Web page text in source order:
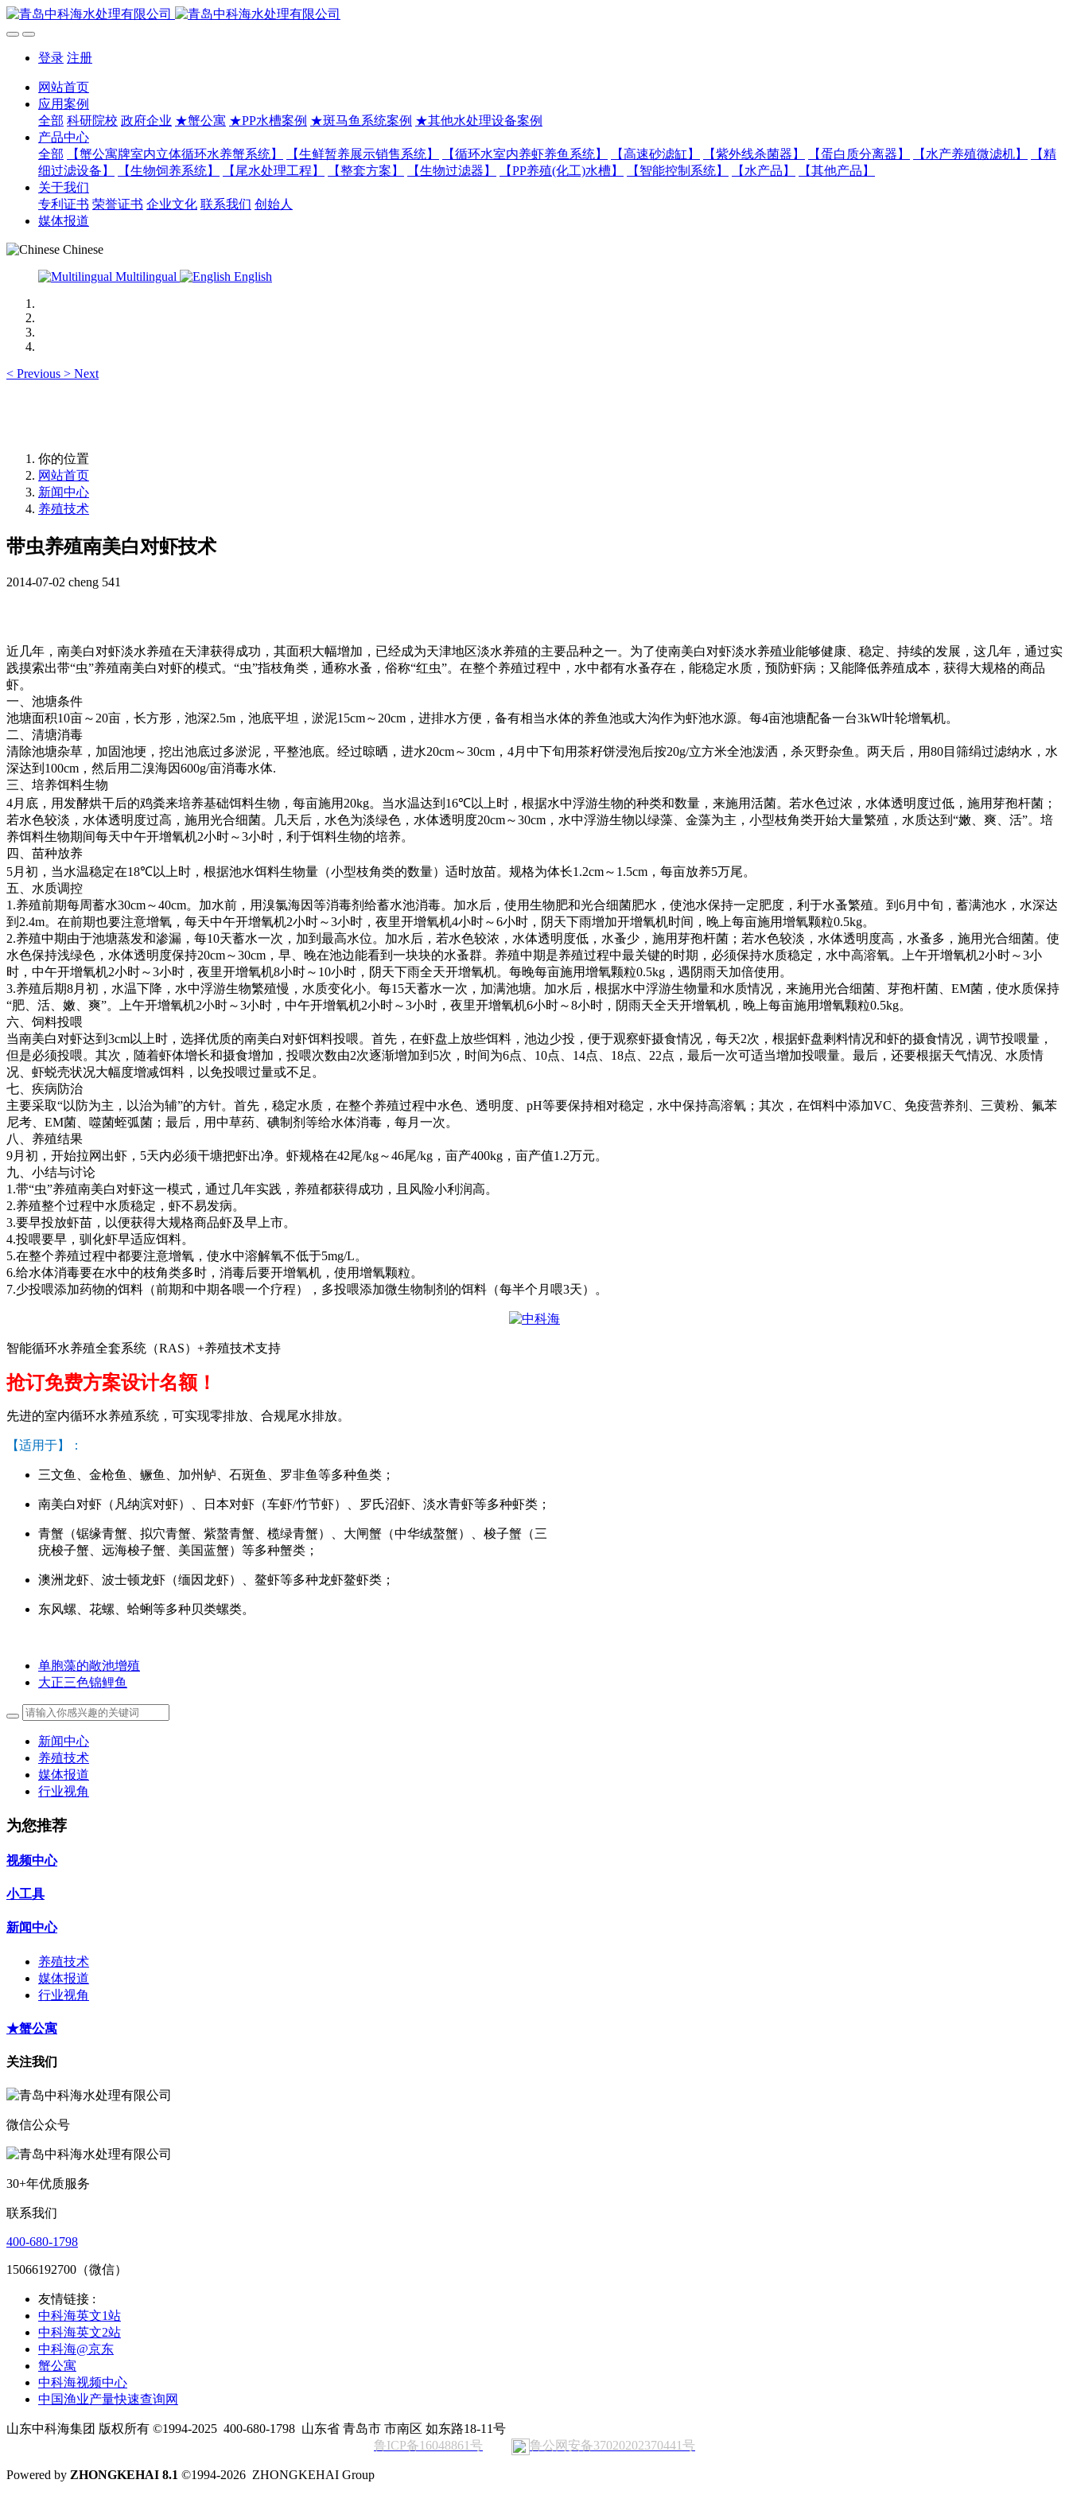
登录 注册
网站首页
应用案例
全部 科研院校 政府企业 ★蟹公寓 ★PP水槽案例 ★斑马鱼系统案例 ★其他水处理设备案例
产品中心
全部
【蟹公寓牌室内立体循环水养蟹系统】 【生鲜暂养展示销售系统】 【循环水室内养虾养鱼系统】 【高速砂滤缸】 【紫外线杀菌器】 【蛋白质分离器】 【水产养殖微滤机】
【精
细过滤设备】
【生物饲养系统】 【尾水处理工程】 【整套方案】 【生物过滤器】 【PP养殖(化工)水槽】 【智能控制系统】 【水产品】
【其他产品】
关于我们
专利证书 荣誉证书 企业文化 联系我们 创始人
媒体报道
Chinese
Multilingual
English
< Previous > Next
你的位置
网站首页
新闻中心
养殖技术
带虫养殖南美白对虾技术
2014-07-02 cheng 541
近几年，南美白对虾淡水养殖在天津获得成功，其面积大幅增加，已经成为天津地区淡水养殖的主要品种之一。为了使南美白对虾淡水养殖业能够健康、稳定、持续的发展，这几年，通过实
践摸索出带“虫”养殖南美白对虾的模式。 “虫”指枝角类，通称水蚤，俗称“红虫”。在整个养殖过程中，水中都有水蚤存在，能稳定水质，预防虾病；又能降低养殖成本，获得大规格的商品
虾。
一、池塘条件
池塘面积10亩～ 20亩，长方形，池深2.5m ，池底平坦，淤泥15cm～ 20cm ，进排水方便，备有相当水体的养鱼池或大沟作为虾池水源。每4亩池塘配备一台3kW叶轮增氧机。
二、清塘消毒
清除池塘杂草，加固池埂，挖出池底过多淤泥，平整池底。经过晾晒，进水20cm～30cm ， 4月中下旬用茶籽饼浸泡后按20g/立方米全池泼洒，杀灭野杂鱼。两天后，用80目筛绢过滤纳水，水
深达到 100cm ，然后用二溴海因600g/亩消毒水体.
三、培养饵料生物
4月底，用发酵烘干后的鸡粪来培养基础饵料生物，每亩施用 20kg。当水温达到 16℃以上时，根据水中浮游生物的种类和数量，来施用活菌。若水色过浓，水体透明度过低，施用芽孢杆菌；
若水色较淡，水体透明度过高，施用光合细菌。几天后，水色为淡绿色，水体透明度20cm～30cm ，水中浮游生物以绿藻、金藻为主，小型枝角类开始大量繁殖，水质达到 “嫩、爽、活”。培
养饵料生物期间每天中午开增氧机2小时～3小时，利于饵料生物的培养。
四、苗种放养
5月初，当水温稳定在18℃以上时，根据池水饵料生物量（小型枝角类的数量）适时放苗。规格为体长1.2cm～ 1.5cm ，每亩放养5万尾。
五、水质调控
1.养殖前期每周蓄水30cm～40cm。加水前，用溴氯海因等消毒剂给蓄水池消毒。加水后，使用生物肥和光合细菌肥水，使池水保持一定肥度，利于水蚤繁殖。到 6月中旬，蓄满池水，水深达
到 2.4m。在前期也要注意增氧，每天中午开增氧机2小时～3小时，夜里开增氧机4小时～6小时，阴天下雨增加开增氧机时间，晚上每亩施用增氧颗粒0.5kg。
2.养殖中期由于池塘蒸发和渗漏，每10天蓄水一次，加到最高水位。加水后，若水色较浓，水体透明度低，水蚤少，施用芽孢杆菌；若水色较淡，水体透明度高，水蚤多，施用光合细菌。使
水色保持浅绿色，水体透明度保持20cm～30cm ，早、晚在池边能看到一块块的水蚤群。养殖中期是养殖过程中最关键的时期，必须保持水质稳定，水中高溶氧。上午开增氧机2小时～3小
时，中午开增氧机2小时～3小时，夜里开增氧机8小时～ 10小时，阴天下雨全天开增氧机。每晚每亩施用增氧颗粒0.5kg ，遇阴雨天加倍使用。
3.养殖后期8月初，水温下降，水中浮游生物繁殖慢，水质变化小。每15天蓄水一次，加满池塘。加水后，根据水中浮游生物量和水质情况，来施用光合细菌、芽孢杆菌、 EM菌，使水质保持
“肥、活、嫩、爽”。上午开增氧机2小时～3小时，中午开增氧机2小时～3小时，夜里开增氧机6小时～8小时，阴雨天全天开增氧机，晚上每亩施用增氧颗粒0.5kg。
六、饲料投喂
当南美白对虾达到 3cm以上时，选择优质的南美白对虾饵料投喂。首先，在虾盘上放些饵料，池边少投，便于观察虾摄食情况，每天2次，根据虾盘剩料情况和虾的摄食情况，调节投喂量，
但是必须投喂。其次，随着虾体增长和摄食增加，投喂次数由2次逐渐增加到 5次，时间为6点、 10点、 14点、 18点、 22点，最后一次可适当增加投喂量。最后，还要根据天气情况、水质情
况、虾蜕壳状况大幅度增减饵料，以免投喂过量或不足。
七、疾病防治
主要采取“以防为主，以治为辅”的方针。首先，稳定水质，在整个养殖过程中水色、透明度、 pH等要保持相对稳定，水中保持高溶氧；其次，在饵料中添加VC 、免疫营养剂、三黄粉、氟苯
尼考、 EM菌、噬菌蛭弧菌；最后，用中草药、碘制剂等给水体消毒，每月一次。
八、养殖结果
9月初，开始拉网出虾， 5天内必须干塘把虾出净。虾规格在42尾/kg～46尾/kg ，亩产400kg ，亩产值1.2万元。
九、小结与讨论
1.带“虫”养殖南美白对虾这一模式，通过几年实践，养殖都获得成功，且风险小利润高。
2.养殖整个过程中水质稳定，虾不易发病。
3.要早投放虾苗，以便获得大规格商品虾及早上市。
4.投喂要早，驯化虾早适应饵料。
5.在整个养殖过程中都要注意增氧，使水中溶解氧不低于5mg/L。
6.给水体消毒要在水中的枝角类多时，消毒后要开增氧机，使用增氧颗粒。
7.少投喂添加药物的饵料（前期和中期各喂一个疗程），多投喂添加微生物制剂的饵料（每半个月喂3天）。
智能循环水养殖全套系统（RAS）+养殖技术支持
抢订免费方案设计名额！
先进的室内循环水养殖系统，可实现零排放、合规尾水排放。
【适用于】：
三文鱼、金枪鱼、鳜鱼、加州鲈、石斑鱼、罗非鱼等多种鱼类；
南美白对虾（凡纳滨对虾）、日本对虾（车虾/竹节虾）、罗氏沼虾、淡水青虾等多种虾类；
青蟹（锯缘青蟹、拟穴青蟹、紫螯青蟹、榄绿青蟹）、大闸蟹（中华绒螯蟹）、梭子蟹（三
疣梭子蟹、远海梭子蟹、美国蓝蟹）等多种蟹类；
澳洲龙虾、波士顿龙虾（缅因龙虾）、鳌虾等多种龙虾鳌虾类；
东风螺、花螺、蛤蜊等多种贝类螺类。
单胞藻的敞池增殖
大正三色锦鲤鱼
新闻中心
养殖技术
媒体报道
行业视角
为您推荐
视频中心
小工具
新闻中心
养殖技术
媒体报道
行业视角
★蟹公寓
关注我们
微信公众号
30+年优质服务
联系我们
400-680-1798
15066192700（微信）
友情链接 :
中科海英文1站
中科海英文2站
中科海@京东
蟹公寓
中科海视频中心
中国渔业产量快速查询网
山东中科海集团 版权所有 ©1994-2025 400-680-1798 山东省 青岛市 市南区 如东路18-11号
鲁ICP备16048861号
鲁公网安备37020202370441号
Powered by ZHONGKEHAI 8.1 ©1994-2026 ZHONGKEHAI Group